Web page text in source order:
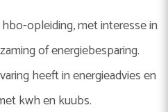
opleiding, met interesse in
of energiebesparing.
heeft in energieadvies en
kwh en kuubs.